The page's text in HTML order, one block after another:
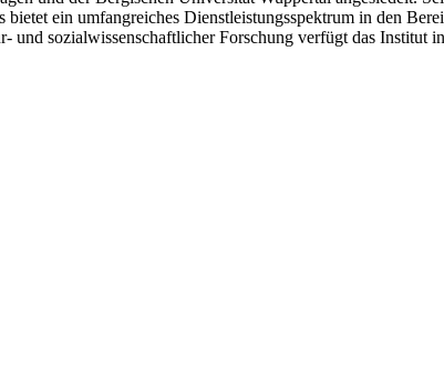
ein umfangreiches Dienstleistungsspektrum in den
sozialwissenschaftlicher Forschung verfügt das Institut